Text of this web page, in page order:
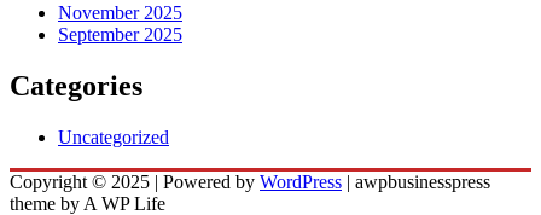
November 2025
September 2025
Categories
Uncategorized
Copyright © 2025 | Powered by WordPress | awpbusinesspress
theme by A WP Life